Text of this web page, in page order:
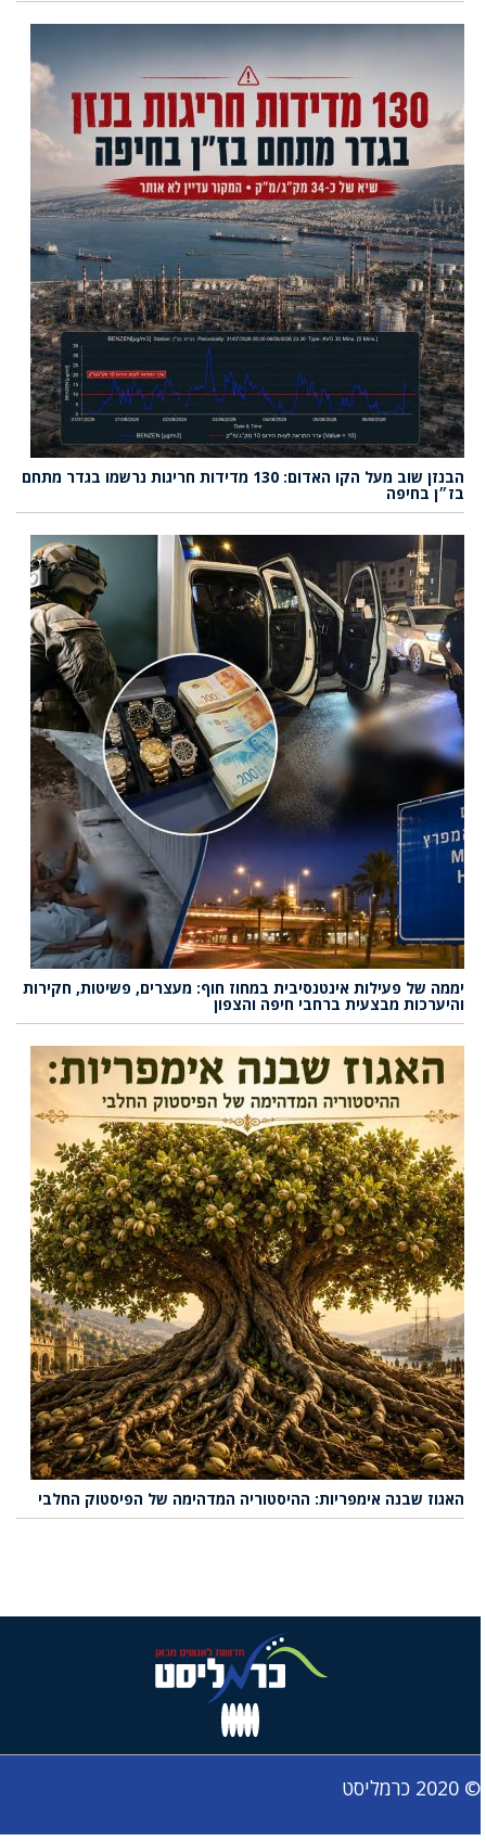
הבנזן שוב מעל הקו האדום: 130 מדידות חריגות נרשמו בגדר מתחם
בז״ן בחיפה
יממה של פעילות אינטנסיבית במחוז חוף: מעצרים, פשיטות, חקירות
והיערכות מבצעית ברחבי חיפה והצפון
האגוז שבנה אימפריות: ההיסטוריה המדהימה של הפיסטוק החלבי
© 2020 כרמליסט